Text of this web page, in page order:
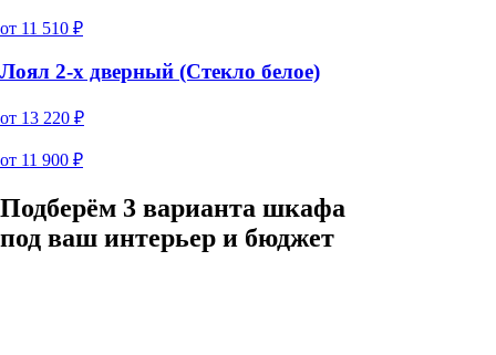
от 11 510 ₽
Лоял 2-х дверный (Стекло белое)
от 13 220 ₽
от 11 900 ₽
Подберём 3 варианта шкафа
под ваш интерьер и бюджет